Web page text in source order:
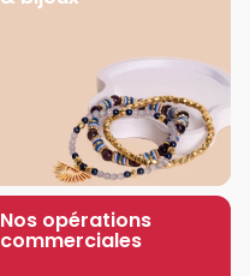
Nos opérations
commerciales